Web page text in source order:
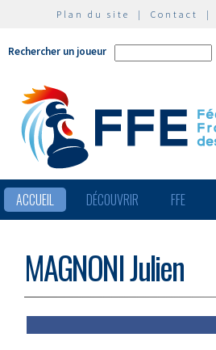
Plan du site | Contact |
Rechercher un joueur
ACCUEIL DÉCOUVRIR FFE
MAGNONI Julien